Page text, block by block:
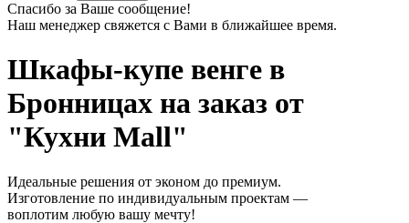
Спасибо за Ваше сообщение!
Наш менеджер свяжется с Вами в ближайшее время.
Шкафы-купе венге в
Бронницах на заказ от
"Кухни Mall"
Идеальные решения от эконом до премиум.
Изготовление по индивидуальным проектам —
воплотим любую вашу мечту!